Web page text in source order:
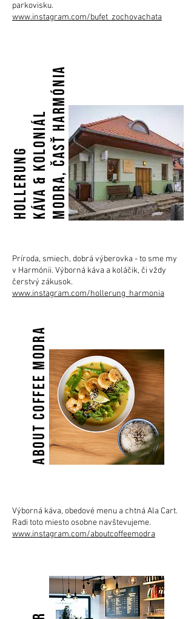
parkovisku.
www.instagram.com/bufet_zochovachata
Hollerungkáva & koloniálModra, časť Harmónia
Príroda, smiech, dobrá výberovka - to sme my
v Harmónii. Výborná káva a koláčik, či vždy
čerstvý zákusok.
www.instagram.com/hollerung_harmonia
ABOUT CofFeE MODRA
Výborná káva, obedové menu a chtná Ala Cart.
Radi toto miesto osobne navštevujeme.
www.instagram.com/aboutcoffeemodra